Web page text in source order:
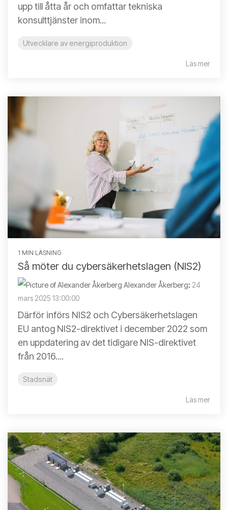
upp till åtta år och omfattar tekniska
konsulttjänster inom...
Utvecklare av energiproduktion
Läs mer
1 MIN LÄSNING
Så möter du cybersäkerhetslagen (NIS2)
Alexander Åkerberg: 24
mars 2025 13:00:00
Därför införs NIS2 och Cybersäkerhetslagen
EU antog NIS2-direktivet i december 2022 som
en uppdatering av det tidigare NIS-direktivet
från 2016....
Stadsnät
Läs mer